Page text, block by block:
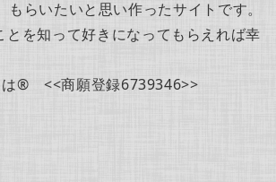
もらいたいと思い作ったサイトです。
とを知って好きになってもらえれば幸
は® <<商願登録6739346>>